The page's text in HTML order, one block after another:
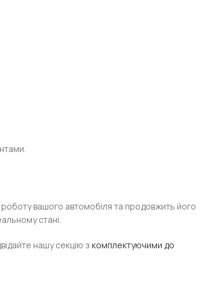
роботу вашого автомобіля та продовжить його
стані.
нашу секцію зкомплектуючими до